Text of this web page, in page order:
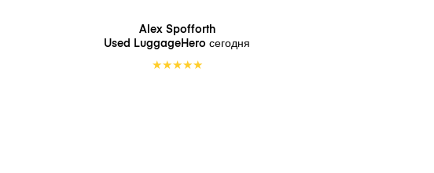
Alex Spofforth
Used LuggageHero сегодня
★★★★★